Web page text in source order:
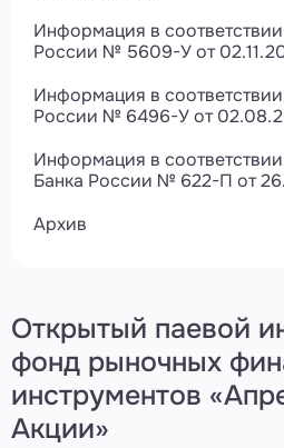
Информация в
России № 5609-У от
Информация в
России № 6496-У от
Информация в
Банка России № 622-П от
Архив
Открытый паевой
фонд рыночных
инструментов
Акции»